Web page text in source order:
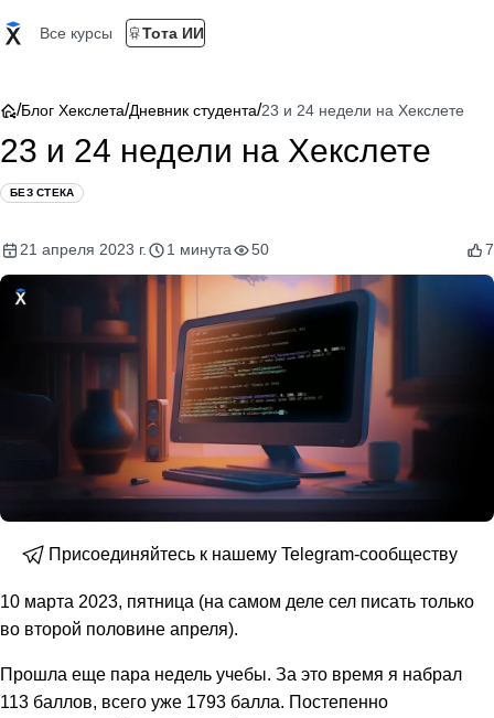
Все курсы Тота ИИ
/Блог Хекслета/Дневник студента/23 и 24 недели на Хекслете
23 и 24 недели на Хекслете
БЕЗ СТЕКА
21 апреля 2023 г. 1 минута 50 7
Присоединяйтесь к нашему Telegram-сообществу
10 марта 2023, пятница (на самом деле сел писать только
во второй половине апреля).
Прошла еще пара недель учебы. За это время я набрал
113 баллов, всего уже 1793 балла. Постепенно